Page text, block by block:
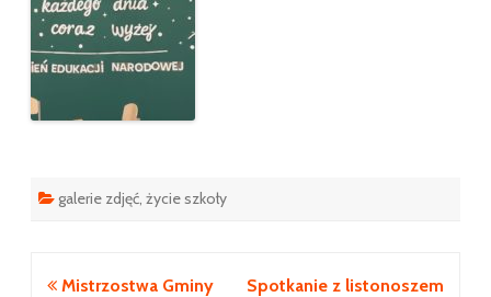
galerie zdjęć życie szkoły
Nawigacja
Mistrzostwa Gminy
Spotkanie z listonoszem